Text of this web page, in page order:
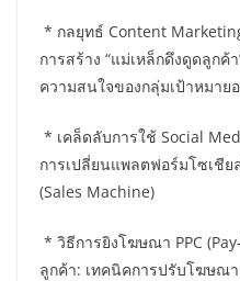
* กลยุทธ์ Content
การสร้าง “แม่เหล็กดึงดูดลูก
ความสนใจของกลุ่มเป้าหมาย
* เคล็ดลับการใช้ Social
การเปลี่ยนแพลตฟอร์มโซเชีย
(Sales Machine)
* วิธีการยิงโฆษณา PPC
ลูกค้า: เทคนิคการปรับโฆษณ